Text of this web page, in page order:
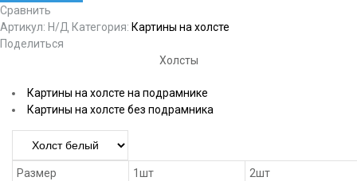
Сравнить
Артикул: Н/Д Категория: Картины на холсте
Поделиться
Холсты
Картины на холсте на подрамнике
Картины на холсте без подрамника
Размер 1шт
2шт